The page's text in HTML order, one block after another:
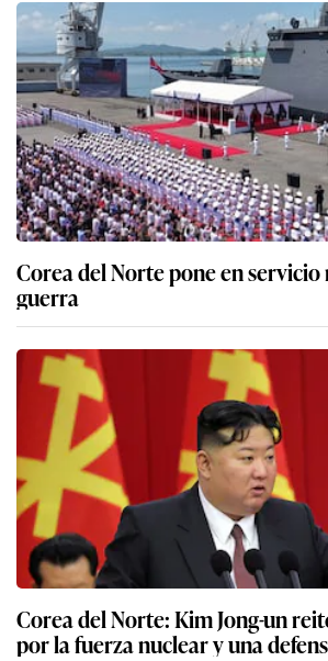
Corea del Norte pone en
guerra
Corea del Norte: Kim Jong-un
por la fuerza nuclear y una